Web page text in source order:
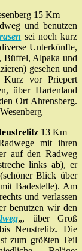
15 Km
und benutzen
sei noch kurz
Unterkünfte,
Büffel, Alpaka und
gesehen und
Kurz vor Priepert
über Hartenland
Ort Ahrensberg.
13 Km
mit ihren
auf den Radweg
links ab), er
Blick über
Badestelle). Am
und verlassen
benutzen wir den
„, über Groß
Neustrelitz. Die
zum größten Teil